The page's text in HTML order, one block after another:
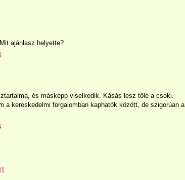
ajánlasz helyette?
és másképp viselkedik. Kásás lesz tőle a csoki.
a kereskedelmi forgalomban kaphatók között, de szigorúan a